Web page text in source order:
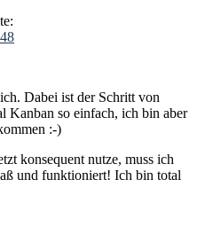
Dabei ist der Schritt von
Kanban so einfach, ich bin aber
:-)
konsequent nutze, muss ich
und funktioniert! Ich bin total